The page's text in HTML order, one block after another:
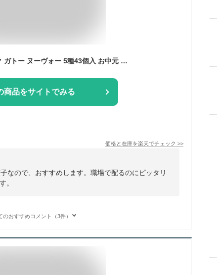
【公式】ヨックモック ガトー ヌーヴォー 5種43個入 お中元 夏ギフト 2026 お盆 お供え 詰め合わせ プレゼント スイーツ ギフト プチギフト クッキー 退職 洋菓子 お菓子 焼き菓子 手土産 個包装 お取り寄せ お礼 お祝い
商品をサイトでみる
価格と在庫を楽天でチェック >>
なので、おすすめします。職場で配るのにピッタリ
。
のおすすめコメント（3件）